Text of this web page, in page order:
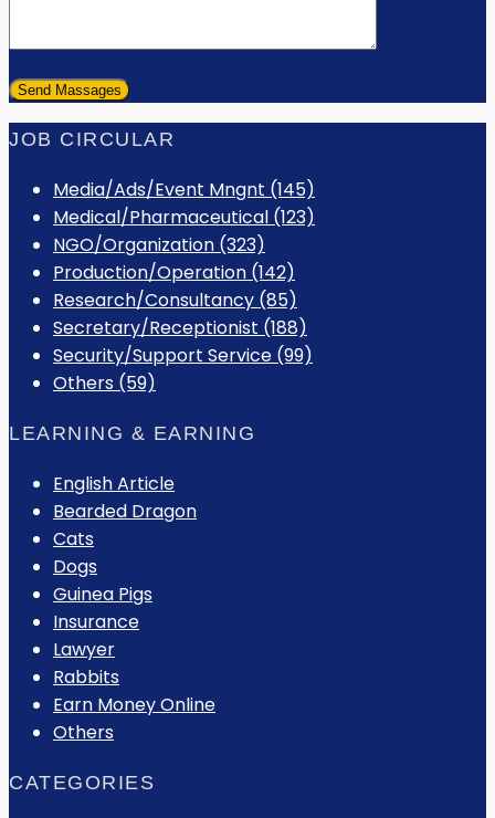
JOB CIRCULAR
Media/Ads/Event Mngnt (145)
Medical/Pharmaceutical (123)
NGO/Organization (323)
Production/Operation (142)
Research/Consultancy (85)
Secretary/Receptionist (188)
Security/Support Service (99)
Others (59)
LEARNING & EARNING
English Article
Bearded Dragon
Cats
Dogs
Guinea Pigs
Insurance
Lawyer
Rabbits
Earn Money Online
Others
CATEGORIES